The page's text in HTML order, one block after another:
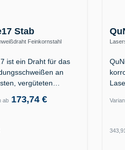
Stab
Feinkornstahl
ist ein Draht für das
an
vergüteten…
ab 173,74 €
Preis: